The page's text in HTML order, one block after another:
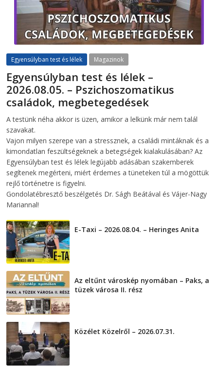
Egyensúlyban test és lélek Magazinok
Egyensúlyban test és lélek –
2026.08.05. – Pszichoszomatikus
családok, megbetegedések
A testünk néha akkor is üzen, amikor a lelkünk már nem talál
szavakat.
Vajon milyen szerepe van a stressznek, a családi mintáknak és a
kimondatlan feszültségeknek a betegségek kialakulásában? Az
Egyensúlyban test és lélek legújabb adásában szakemberek
segítenek megérteni, miért érdemes a tüneteken túl a mögöttük
rejlő történetre is figyelni.
Gondolatébresztő beszélgetés Dr. Ságh Beátával és Vájer-Nagy
Mariannal!
E-Taxi – 2026.08.04. – Heringes Anita
Az eltűnt városkép nyomában – Paks, a
tüzek városa II. rész
Közélet Közelről – 2026.07.31.